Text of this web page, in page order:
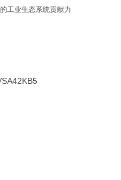
工业生态系统贡献力